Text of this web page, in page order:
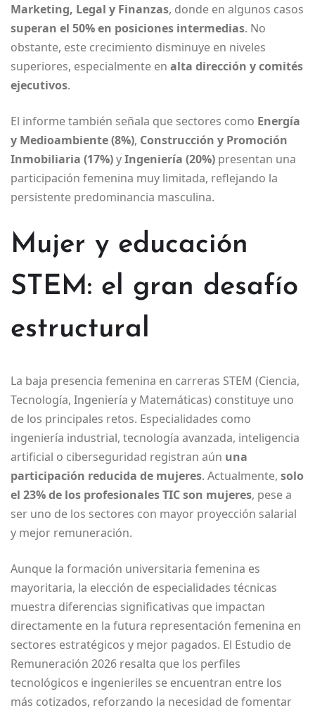
Marketing, Legal y Finanzas, donde en algunos casos
superan el 50% en posiciones intermedias. No
obstante, este crecimiento disminuye en niveles
superiores, especialmente en alta dirección y comités
ejecutivos.
El informe también señala que sectores como Energía
y Medioambiente (8%), Construcción y Promoción
Inmobiliaria (17%)yIngeniería (20%) presentan una
participación femenina muy limitada, reflejando la
persistente predominancia masculina.
Mujer y educación
STEM: el gran desafío
estructural
La baja presencia femenina en carreras STEM (Ciencia,
Tecnología, Ingeniería y Matemáticas) constituye uno
de los principales retos. Especialidades como
ingeniería industrial, tecnología avanzada, inteligencia
artificial o ciberseguridad registran aún una
participación reducida de mujeres. Actualmente, solo
el 23% de los profesionales TIC son mujeres, pese a
ser uno de los sectores con mayor proyección salarial
y mejor remuneración.
Aunque la formación universitaria femenina es
mayoritaria, la elección de especialidades técnicas
muestra diferencias significativas que impactan
directamente en la futura representación femenina en
sectores estratégicos y mejor pagados. El Estudio de
Remuneración 2026 resalta que los perfiles
tecnológicos e ingenieriles se encuentran entre los
más cotizados, reforzando la necesidad de fomentar